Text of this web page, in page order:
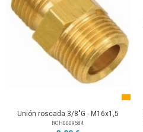
Unión roscada 3/8"G - M16x1,5
RCH0009584